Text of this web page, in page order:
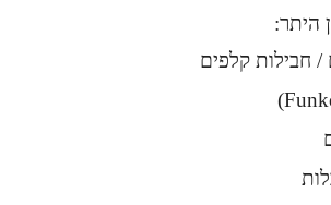
היתר:
/ חבילות קלפים